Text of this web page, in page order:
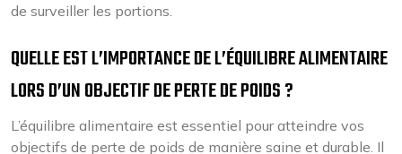
de surveiller les portions.
QUELLE EST L’IMPORTANCE DE L’ÉQUILIBRE ALIMENTAIRE
LORS D’UN OBJECTIF DE PERTE DE POIDS ?
L’équilibre alimentaire est essentiel pour atteindre vos
objectifs de perte de poids de manière saine et durable. Il